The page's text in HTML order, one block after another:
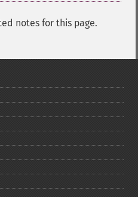
notes for this page.